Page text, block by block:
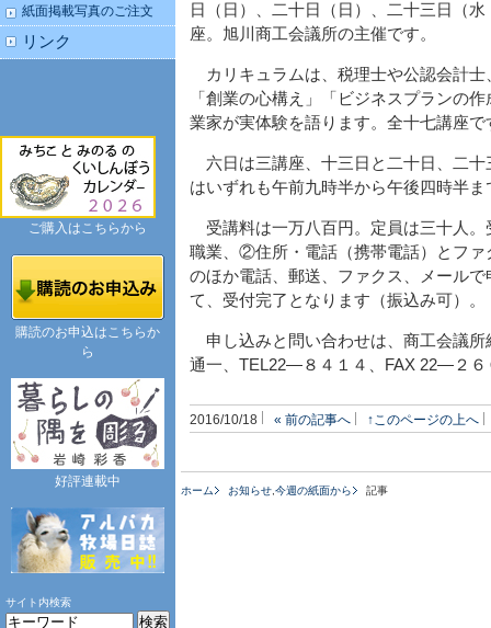
日（日）、二十日（日）、二十三日（
座。旭川商工会議所の主催です。
カリキュラムは、税理士や公認会計
「創業の心構え」「ビジネスプランの
業家が実体験を語ります。全十七講座で
六日は三講座、十三日と二十日、二十
はいずれも午前九時半から午後四時半ま
受講料は一万八百円。定員は三十人
職業、②住所・電話（携帯電話）とフ
のほか電話、郵送、ファクス、メール
て、受付完了となります（振込み可）。
申し込みと問い合わせは、商工会議
通一、TEL22―８４１４、FAX 22―２６
2016/10/18 « 前の記事へ ↑このページの上へ
ホーム お知らせ 今週の紙面から 記事
紙面掲載写真のご注文
リンク
ご購入はこちらから
購読のお申込はこちらか
ら
好評連載中
サイト内検索